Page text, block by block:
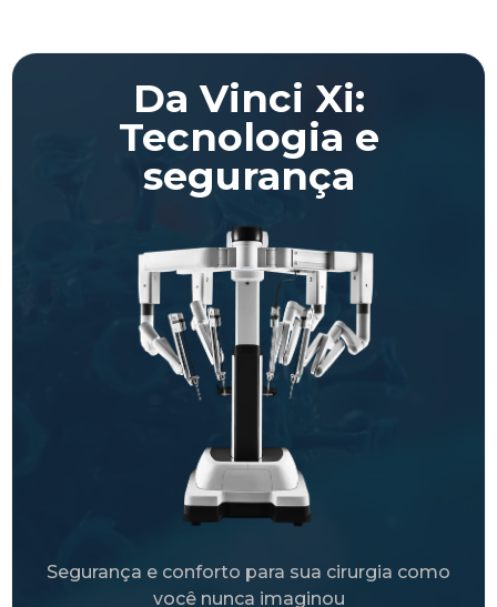
Da Vinci Xi:
Tecnologia e
segurança
Segurança e conforto para sua cirurgia como
você nunca imaginou